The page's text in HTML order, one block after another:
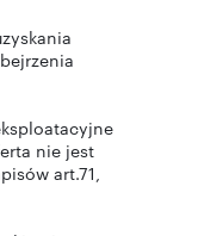
nie jest
art.71,